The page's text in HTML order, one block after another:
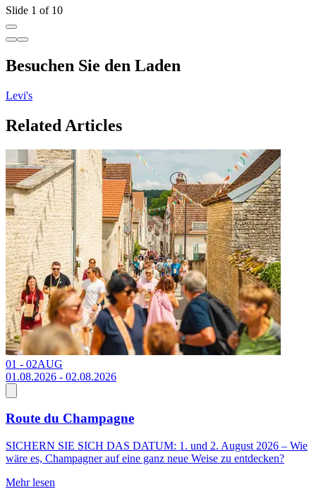
Slide 1 of 10
Besuchen Sie den Laden
Levi's
Related Articles
01 - 02AUG
01.08.2026 - 02.08.2026
Route du Champagne
SICHERN SIE SICH DAS DATUM: 1. und 2. August 2026 – Wie
wäre es, Champagner auf eine ganz neue Weise zu entdecken?
Mehr lesen